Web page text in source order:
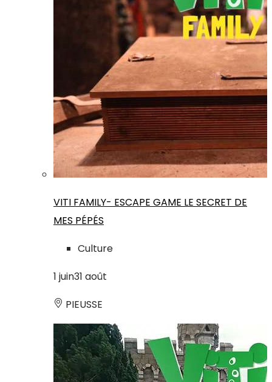
VITI FAMILY- ESCAPE GAME LE SECRET DE
MES PÉPÉS
Culture
1 juin31 août
PIEUSSE